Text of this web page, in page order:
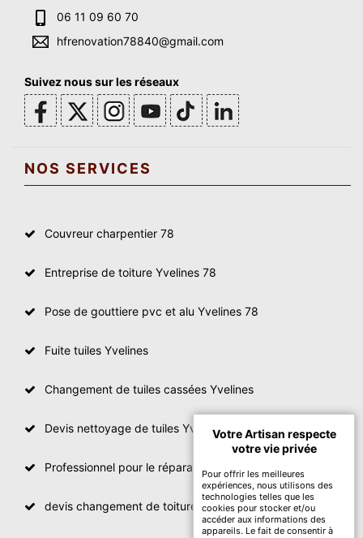
06 11 09 60 70
hfrenovation78840@gmail.com
Suivez nous sur les réseaux
NOS SERVICES
Couvreur charpentier 78
Entreprise de toiture Yvelines 78
Pose de gouttiere pvc et alu Yvelines 78
Fuite tuiles Yvelines
Changement de tuiles cassées Yvelines
Devis nettoyage de tuiles Yvelines
Professionnel pour le réparation de toit Yvelines
devis changement de toiture Yvelines
Votre Artisan respecte
votre vie privée
Pour offrir les meilleures
expériences, nous utilisons des
technologies telles que les
cookies pour stocker et/ou
accéder aux informations des
appareils. Le fait de consentir à